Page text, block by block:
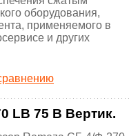
оборудования,
применяемого в
и других
LB 75 В Вертик.